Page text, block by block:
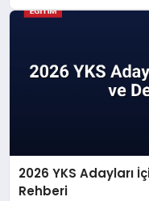
2026 YKS Adayları
Rehberi